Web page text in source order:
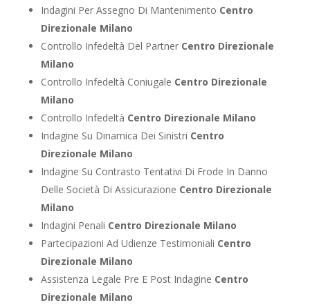
Indagini Per Assegno Di Mantenimento Centro
Direzionale Milano
Controllo Infedeltà Del Partner Centro Direzionale
Milano
Controllo Infedeltà Coniugale Centro Direzionale
Milano
Controllo Infedeltà Centro Direzionale Milano
Indagine Su Dinamica Dei Sinistri Centro
Direzionale Milano
Indagine Su Contrasto Tentativi Di Frode In Danno
Delle Società Di Assicurazione Centro Direzionale
Milano
Indagini Penali Centro Direzionale Milano
Partecipazioni Ad Udienze Testimoniali Centro
Direzionale Milano
Assistenza Legale Pre E Post Indagine Centro
Direzionale Milano